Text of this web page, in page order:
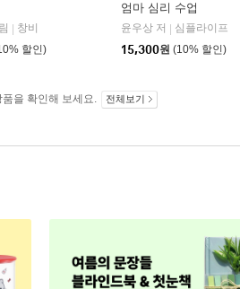
창비
할인)
엄마 심리 수업
윤우상 저
심플라이프
15,300원 (10% 할인)
을 확인해 보세요. 전체보기